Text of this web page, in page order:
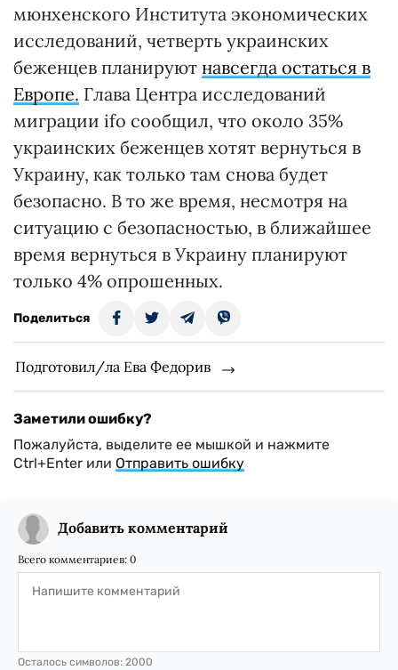
мюнхенского Института экономических
исследований, четверть украинских
беженцев планируют навсегда остаться в
Европе. Глава Центра исследований
миграции ifo сообщил, что около 35%
украинских беженцев хотят вернуться в
Украину, как только там снова будет
безопасно. В то же время, несмотря на
ситуацию с безопасностью, в ближайшее
время вернуться в Украину планируют
только 4% опрошенных.
Поделиться
Подготовил/ла Ева Федорив
Заметили ошибку?
Пожалуйста, выделите ее мышкой и нажмите
Ctrl+Enter или Отправить ошибку
Добавить комментарий
Всего комментариев: 0
Осталось символов: 2000